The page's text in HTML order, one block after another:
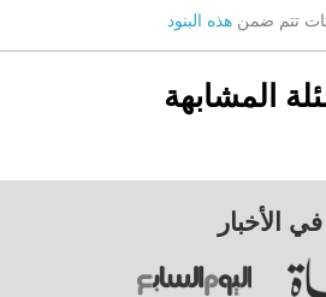
تتم ضمن هذه البنود
المشابهة
في الأخبار